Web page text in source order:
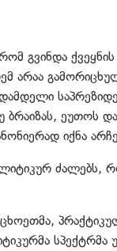
გვინდა
არაა
ბრაიზას, ეუთოს
იქნა
სპექტრმა